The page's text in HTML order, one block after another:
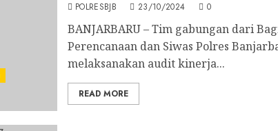
POLRESBJB 23/10/2024 0
BANJARBARU – Tim gabungan dari
Perencanaan dan Siwas Polres
melaksanakan audit kinerja...
READ MORE